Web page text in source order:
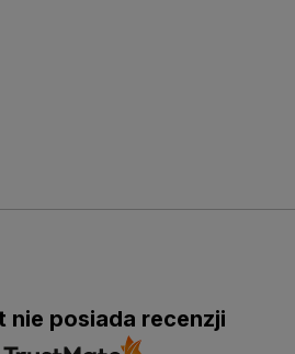
nie posiada recenzji